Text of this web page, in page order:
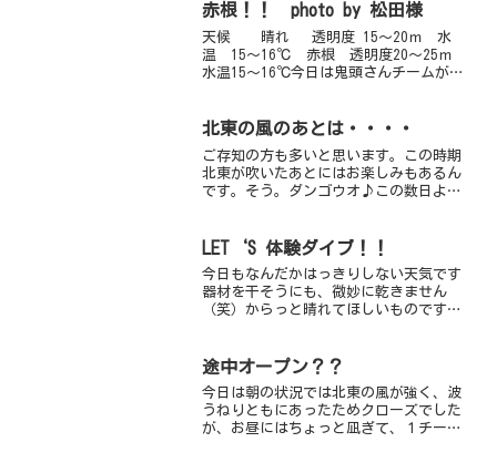
赤根！！ photo by 松田様
天候 晴れ 透明度 15～20ｍ 水
温 15～16℃ 赤根 透明度20～25ｍ
水温15～16℃今日は鬼頭さんチームが赤
ち良さそうです。エントリーしてすぐに
北東の風のあとは・・・・
ご存知の方も多いと思います。この時期
北東が吹いたあとにはお楽しみもあるん
です。そう。ダンゴウオ♪この数日よく
まだおあづけかな。南からの訪問者さん
LET‘S 体験ダイブ！！
今日もなんだかはっきりしない天気です
器材を干そうにも、微妙に乾きません
（笑）からっと晴れてほしいものですね
た～ここ最近は、朝一が１番見やすいん
途中オープン？？
今日は朝の状況では北東の風が強く、波
うねりともにあったためクローズでした
が、お昼にはちょっと凪ぎて、１チーム